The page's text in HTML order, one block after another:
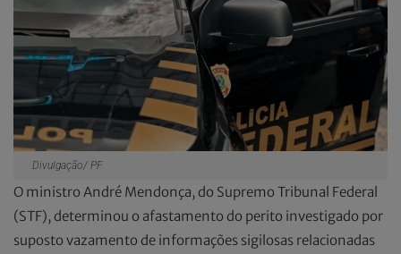
Divulgação/ PF
O ministro André Mendonça, do Supremo Tribunal Federal
(STF), determinou o afastamento do perito investigado por
suposto vazamento de informações sigilosas relacionadas